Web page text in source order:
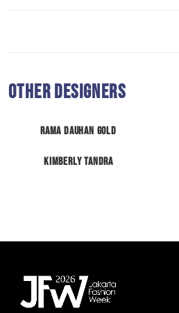
Other Designers
Rama Dauhan Gold
Kimberly Tandra